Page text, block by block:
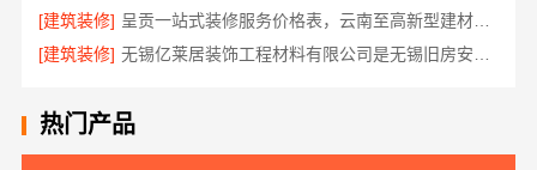
[建筑装修]
呈贡一站式装修服务价格表，云南至高新型建材有限公司
[建筑装修]
热门产品